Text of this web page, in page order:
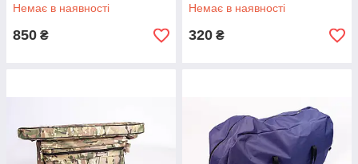
Немає в наявності
850 ₴
Немає в наявності
320 ₴